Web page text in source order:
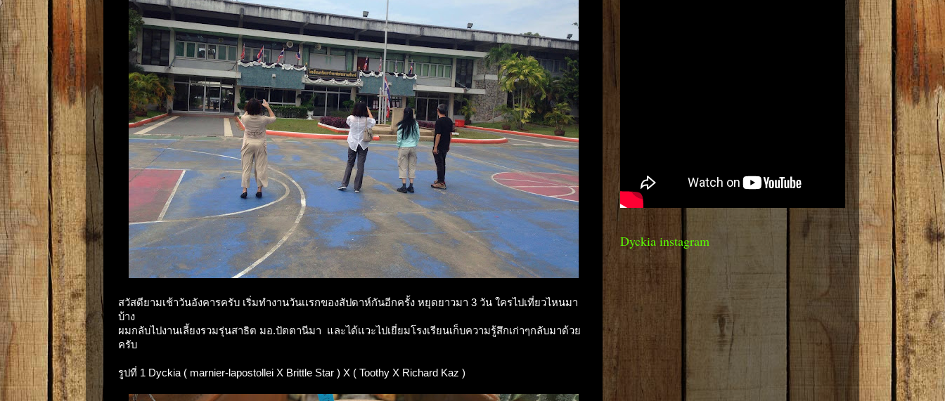
สวัสดียามเช้าวันอังคารครับ เริ่มทำงานวันเเรกของสัปดาห์กันอีกครั้ง หยุดยาวมา 3 วัน ใครไปเที่ยวไหนมา
บ้าง
ผมกลับไปงานเลี้ยงรวมรุ่นสาธิต มอ.ปัตตานีมา และได้เเวะไปเยี่ยมโรงเรียนเก็บความรู้สึกเก่าๆกลับมาด้วย
ครับ
รูปที่ 1 Dyckia ( marnier-lapostollei X Brittle Star ) X ( Toothy X Richard Kaz )
Dyckia instagram